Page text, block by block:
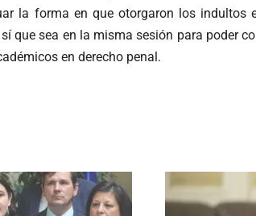
la forma en que otorgaron los
que sea en la misma sesión para poder
en derecho penal.